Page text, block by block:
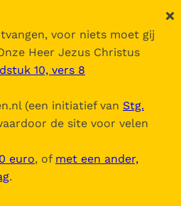
voor niets moet gij
Heer Jezus Christus
10, vers 8
(een initiatief van Stg.
de site voor velen
euro, of met een ander,
.